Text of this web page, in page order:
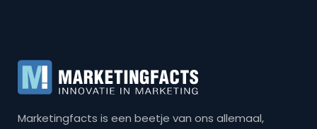
Marketingfacts is een beetje van ons allemaal,